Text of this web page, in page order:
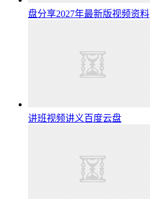
盘分享2027年最新版视频资料
讲班视频讲义百度云盘